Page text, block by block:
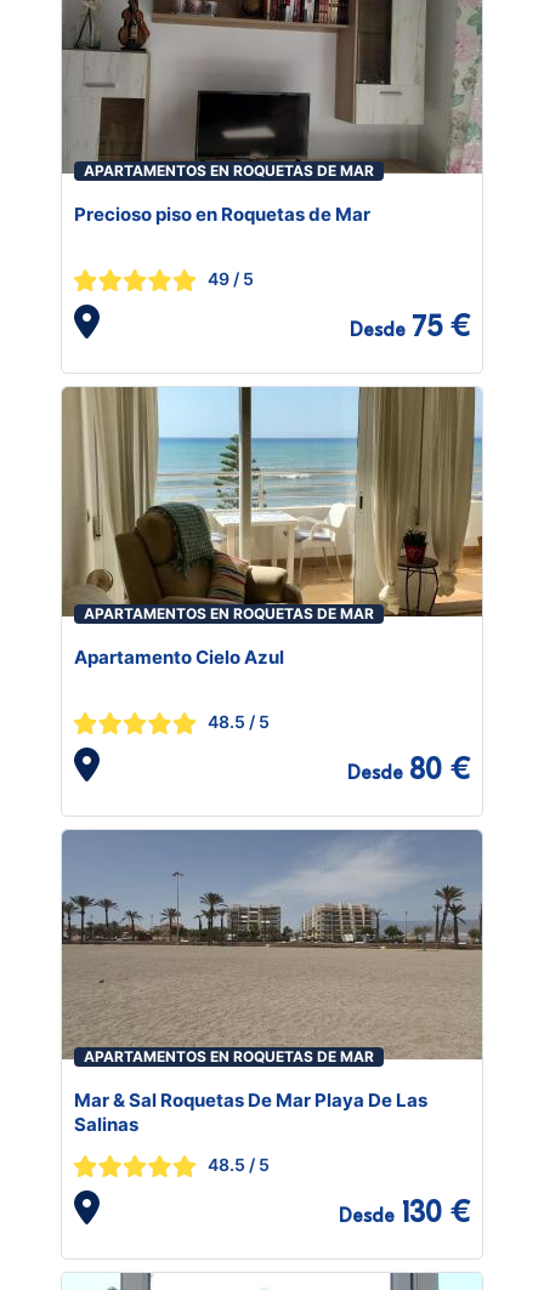
APARTAMENTOS EN ROQUETAS DE MAR
Precioso piso en Roquetas de Mar
49 / 5
Desde 75 €
APARTAMENTOS EN ROQUETAS DE MAR
Apartamento Cielo Azul
48.5 / 5
Desde 80 €
APARTAMENTOS EN ROQUETAS DE MAR
Mar & Sal Roquetas De Mar Playa De Las
Salinas
48.5 / 5
Desde 130 €